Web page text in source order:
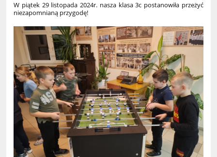
W piątek 29 listopada 2024r. nasza klasa 3c postanowiła przeżyć
niezapomnianą przygodę!